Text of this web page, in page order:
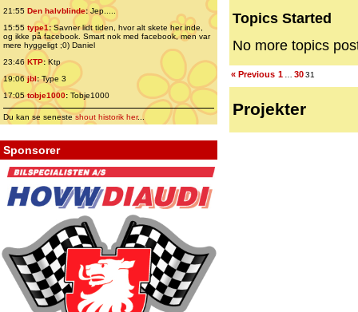
21:55 Den halvblinde:Jep.....
15:55 type1:Savner lidt tiden, hvor alt skete her inde,
og ikke på facebook. Smart nok med facebook, men var
mere hyggeligt ;0) Daniel
23:46 KTP:Ktp
19:06jbl:Type 3
17:05tobje1000: Tobje1000
Du kan se senesteshout historik her...
Sponsorer
Topics Started
No more topics
« Previous 1 3031
Projekter